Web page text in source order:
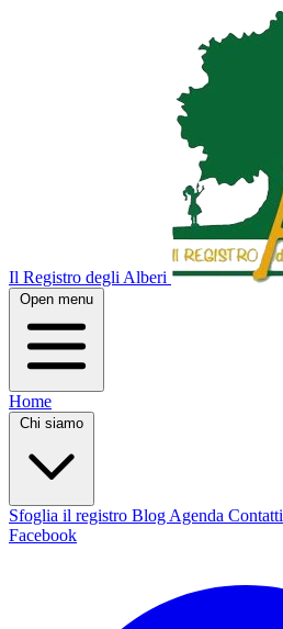
Il Registro degli Alberi
Open menu
Home
Chi siamo
Sfoglia il registro Blog Agenda Contatti
Facebook